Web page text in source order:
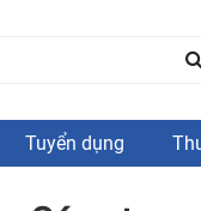
Tuyển dụng